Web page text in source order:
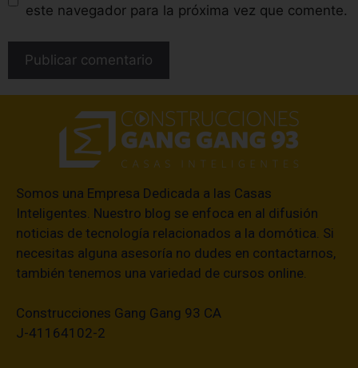
este navegador para la próxima vez que comente.
Somos una Empresa Dedicada a las Casas
Inteligentes. Nuestro blog se enfoca en al difusión
noticias de tecnología relacionados a la domótica. Si
necesitas alguna asesoría no dudes en contactarnos,
también tenemos una variedad de cursos online.
Construcciones Gang Gang 93 CA
J-41164102-2